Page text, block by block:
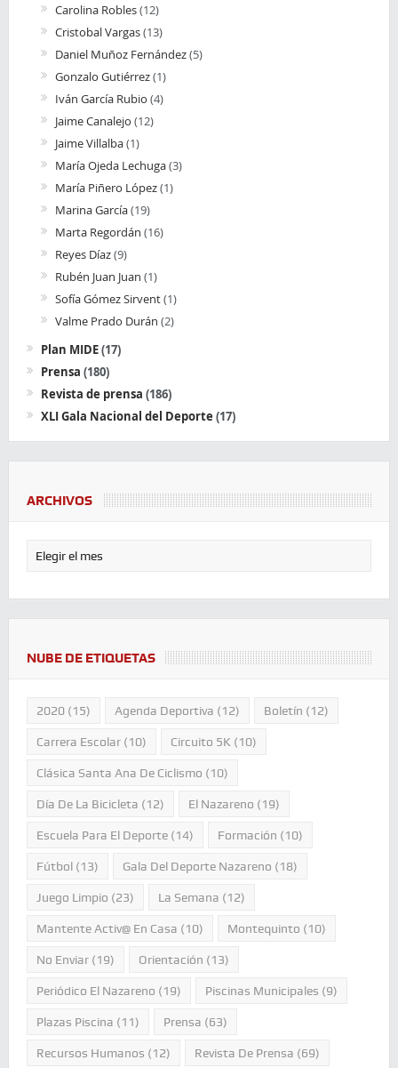
Carolina Robles(12)
Cristobal Vargas(13)
Daniel Muñoz Fernández(5)
Gonzalo Gutiérrez(1)
Iván García Rubio (4)
Jaime Canalejo (12)
Jaime Villalba(1)
María Ojeda Lechuga(3)
María Piñero López(1)
Marina García(19)
Marta Regordán (16)
Reyes Díaz(9)
Rubén Juan Juan (1)
Sofía Gómez Sirvent(1)
Valme Prado Durán (2)
Plan MIDE(17)
Prensa (180)
Revista de prensa (186)
XLI Gala Nacional del Deporte (17)
ARCHIVOS
NUBE DE ETIQUETAS
2020(15) Agenda Deportiva (12) Boletín (12)
Carrera Escolar(10) Circuito 5K (10)
Clásica Santa Ana De Ciclismo (10)
Día De La Bicicleta (12) El Nazareno (19)
Escuela Para El Deporte(14) Formación (10)
Fútbol(13) Gala Del Deporte Nazareno (18)
Juego Limpio (23) La Semana (12)
Mantente Activ@ En Casa (10) Montequinto (10)
No Enviar(19) Orientación (13)
Periódico El Nazareno (19) Piscinas Municipales (9)
Plazas Piscina (11) Prensa (63)
Recursos Humanos (12) Revista De Prensa (69)